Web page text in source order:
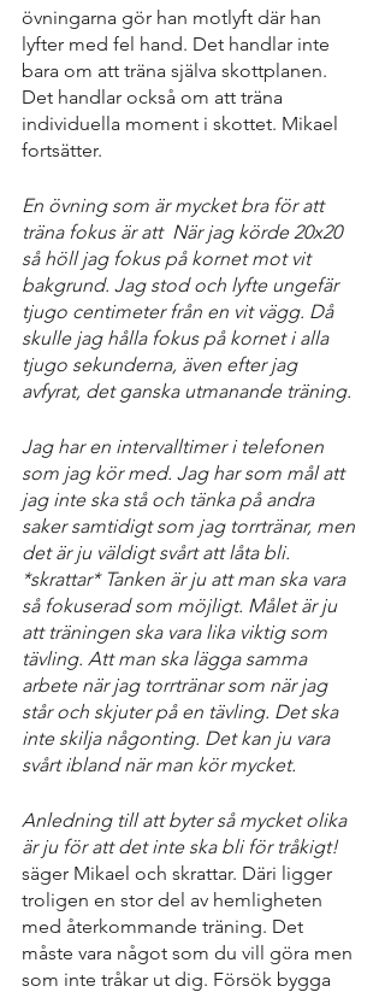
övningarna gör han motlyft där han
lyfter med fel hand. Det handlar inte
bara om att träna själva skottplanen.
Det handlar också om att träna
individuella moment i skottet. Mikael
fortsätter.
En övning som är mycket bra för att
träna fokus är att  När jag körde 20x20
så höll jag fokus på kornet mot vit
bakgrund. Jag stod och lyfte ungefär
tjugo centimeter från en vit vägg. Då
skulle jag hålla fokus på kornet i alla
tjugo sekunderna, även efter jag
avfyrat, det ganska utmanande träning.
Jag har en intervalltimer i telefonen
som jag kör med. Jag har som mål att
jag inte ska stå och tänka på andra
saker samtidigt som jag torrtränar, men
det är ju väldigt svårt att låta bli.
*skrattar* Tanken är ju att man ska vara
så fokuserad som möjligt. Målet är ju
att träningen ska vara lika viktig som
tävling. Att man ska lägga samma
arbete när jag torrtränar som när jag
står och skjuter på en tävling. Det ska
inte skilja någonting. Det kan ju vara
svårt ibland när man kör mycket.
Anledning till att byter så mycket olika
är ju för att det inte ska bli för tråkigt!
säger Mikael och skrattar. Däri ligger
troligen en stor del av hemligheten
med återkommande träning. Det
måste vara något som du vill göra men
som inte tråkar ut dig. Försök bygga